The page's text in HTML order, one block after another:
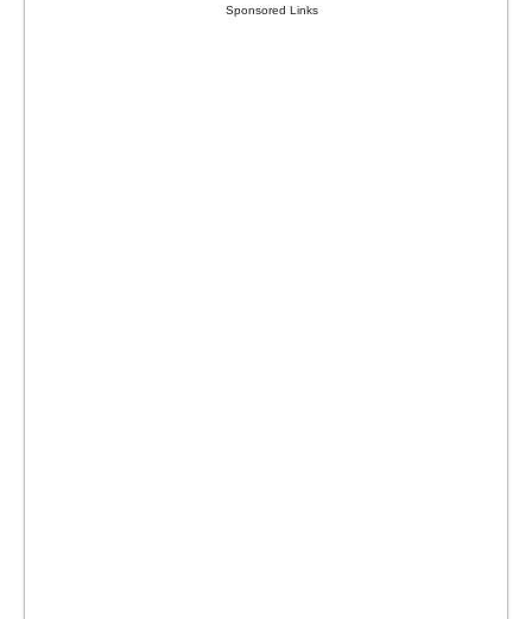
Sponsored Links